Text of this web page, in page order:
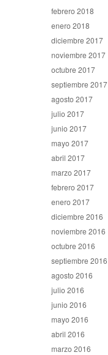
febrero 2018
enero 2018
diciembre 2017
noviembre 2017
octubre 2017
septiembre 2017
agosto 2017
julio 2017
junio 2017
mayo 2017
abril 2017
marzo 2017
febrero 2017
enero 2017
diciembre 2016
noviembre 2016
octubre 2016
septiembre 2016
agosto 2016
julio 2016
junio 2016
mayo 2016
abril 2016
marzo 2016